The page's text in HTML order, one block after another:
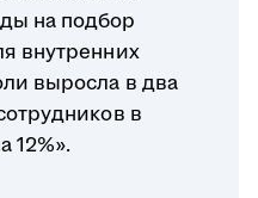
на подбор
внутренних
выросла в два
в
12%».